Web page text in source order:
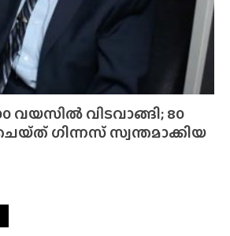
വയസിൽ വിടവാങ്ങി; 80
ഗിന്നസ് സ്വന്തമാക്കിയ